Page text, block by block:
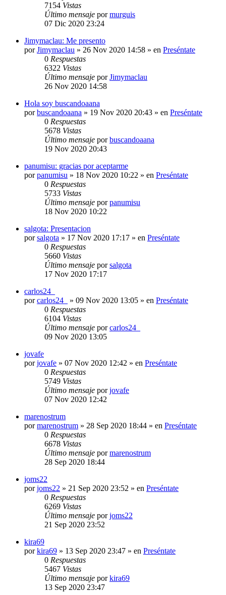
7154 Vistas
Último mensaje pormurguis
07 Dic 2020 23:24
Jimymaclau: Me presento
porJimymaclau » 26 Nov 2020 14:58 » en Preséntate
0 Respuestas
6322 Vistas
Último mensaje porJimymaclau
26 Nov 2020 14:58
Hola soy buscandoaana
porbuscandoaana » 19 Nov 2020 20:43 » en Preséntate
0 Respuestas
5678 Vistas
Último mensaje porbuscandoaana
19 Nov 2020 20:43
panumisu: gracias por aceptarme
porpanumisu » 18 Nov 2020 10:22 » en Preséntate
0 Respuestas
5733 Vistas
Último mensaje porpanumisu
18 Nov 2020 10:22
salgota: Presentacion
porsalgota » 17 Nov 2020 17:17 » en Preséntate
0 Respuestas
5660 Vistas
Último mensaje porsalgota
17 Nov 2020 17:17
carlos24_
porcarlos24_ » 09 Nov 2020 13:05 » en Preséntate
0 Respuestas
6104 Vistas
Último mensaje porcarlos24_
09 Nov 2020 13:05
jovafe
porjovafe » 07 Nov 2020 12:42 » en Preséntate
0 Respuestas
5749 Vistas
Último mensaje porjovafe
07 Nov 2020 12:42
marenostrum
pormarenostrum » 28 Sep 2020 18:44 » en Preséntate
0 Respuestas
6678 Vistas
Último mensaje pormarenostrum
28 Sep 2020 18:44
joms22
porjoms22 » 21 Sep 2020 23:52 » en Preséntate
0 Respuestas
6269 Vistas
Último mensaje porjoms22
21 Sep 2020 23:52
kira69
porkira69 » 13 Sep 2020 23:47 » en Preséntate
0 Respuestas
5467 Vistas
Último mensaje porkira69
13 Sep 2020 23:47